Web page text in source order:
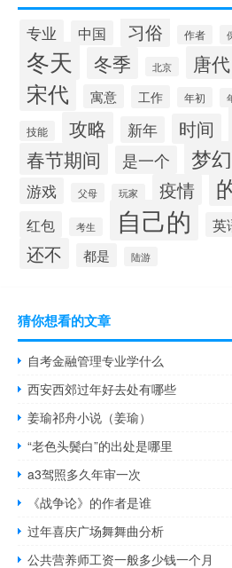
专业 中国 习俗 作者
冬天 冬季 北京 唐代
宋代 寓意 工作 年初
技能 攻略 新年 时间
春节期间 是一个 梦
游戏
父母 玩家 疫情
红包 考生 自己的 英
还不
都是 陆游
猜你想看的文章
自考金融管理专业学什么
西安西郊过年好去处有哪些
姜瑜祁舟小说（姜瑜）
“老色头鬓白”的出处是哪里
a3驾照多久年审一次
《战争论》的作者是谁
过年喜庆广场舞舞曲分析
公共营养师工资一般多少钱一个月